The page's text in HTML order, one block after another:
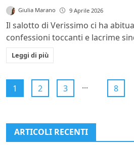
Giulia Marano 9 Aprile 2026
Il salotto di Verissimo ci ha
confessioni toccanti e lacrime
Leggi di più
1 2 3 ... 8
ARTICOLI RECENTI